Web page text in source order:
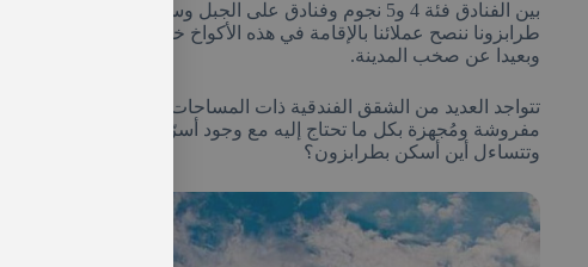
بين الفنادق فئة 4 و5 نجوم وفنادق على الجبل وسط
طرابزونا ننصح عملائنا بالإقامة في هذه الأكواخ خاصة للأزواج في
وبعيدا عن صخب المدينة.
تتواجد العديد من الشقق الفندقية ذات المساحات الواسعة المناسبة
مفروشة ومُجهزة بكل ما تحتاج إليه مع وجود أسرّة للأطفال ومطبخ
وتتساءل أين أسكن بطرابزون؟